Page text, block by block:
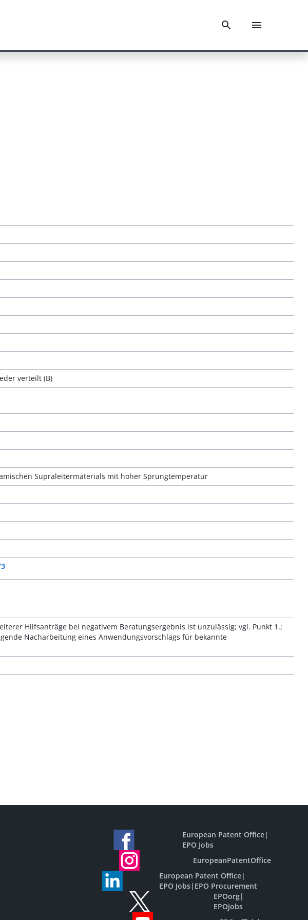
verteilt (B)
Supraleitermaterials mit hoher Sprungtemperatur
Hilfsanträge bei negativem Beratungsergebnis ist unzulässig; vgl. Punkt 1.;
Nacharbeitung eines Anwendungsvorschlags für bekannte
European Patent Office|
EPO Jobs
EuropeanPatentOffice
European Patent Office|
EPO Jobs| EPO Procurement
EPOorg|
EPOjobs